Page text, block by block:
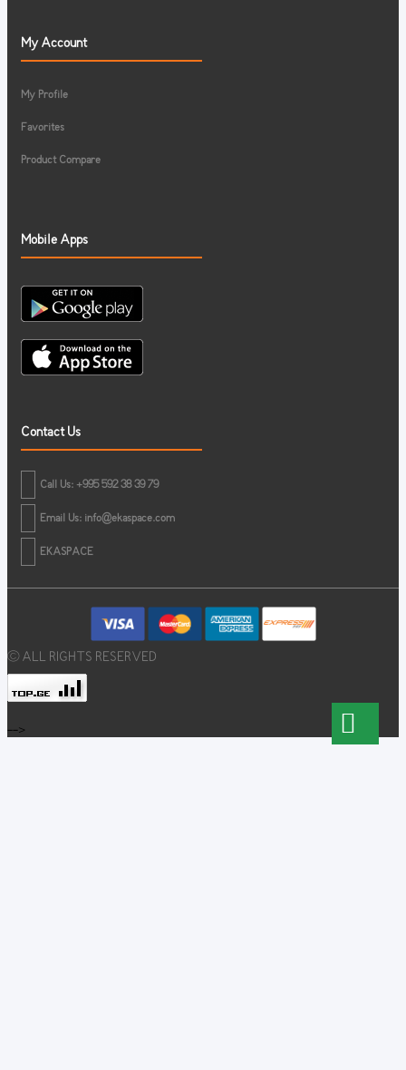
My Account
My Profile
Favorites
Product Compare
Mobile Apps
Contact Us
Call Us: +995 592 38 39 79
Email Us: info@ekaspace.com
EKASPACE
© ALL RIGHTS RESERVED
-->